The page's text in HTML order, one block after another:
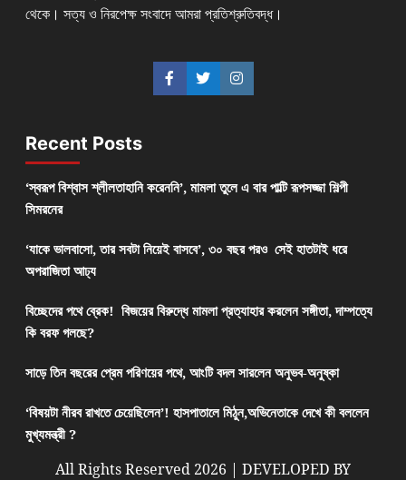
থেকে। সত্য ও নিরপেক্ষ সংবাদে আমরা প্রতিশ্রুতিবদ্ধ।
Recent Posts
‘স্বরূপ বিশ্বাস শ্লীলতাহানি করেননি’, মামলা তুলে এ বার পাল্টি রূপসজ্জা শিল্পী
সিমরনের
‘যাকে ভালবাসো, তার সবটা নিয়েই বাসবে’, ৩০ বছর পরও সেই হাতটাই ধরে
অপরাজিতা আঢ্য
বিচ্ছেদের পথে ব্রেক! বিজয়ের বিরুদ্ধে মামলা প্রত্যাহার করলেন সঙ্গীতা, দাম্পত্যে
কি বরফ গলছে?
সাড়ে তিন বছরের প্রেম পরিণয়ের পথে, আংটি বদল সারলেন অনুভব-অনুষ্কা
‘বিষয়টা নীরব রাখতে চেয়েছিলেন’! হাসপাতালে মিঠুন,অভিনেতাকে দেখে কী বললেন
মুখ্যমন্ত্রী ?
All Rights Reserved 2026 | DEVELOPED BY